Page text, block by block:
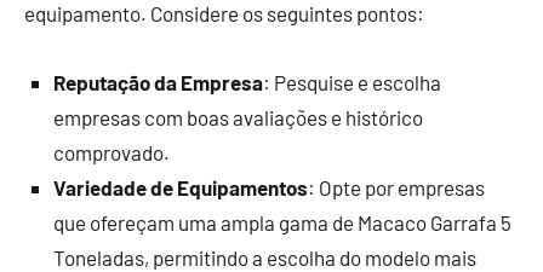
equipamento. Considere os seguintes pontos:
Reputação da Empresa: Pesquise e escolha
empresas com boas avaliações e histórico
comprovado.
Variedade de Equipamentos: Opte por empresas
que ofereçam uma ampla gama de Macaco Garrafa 5
Toneladas, permitindo a escolha do modelo mais